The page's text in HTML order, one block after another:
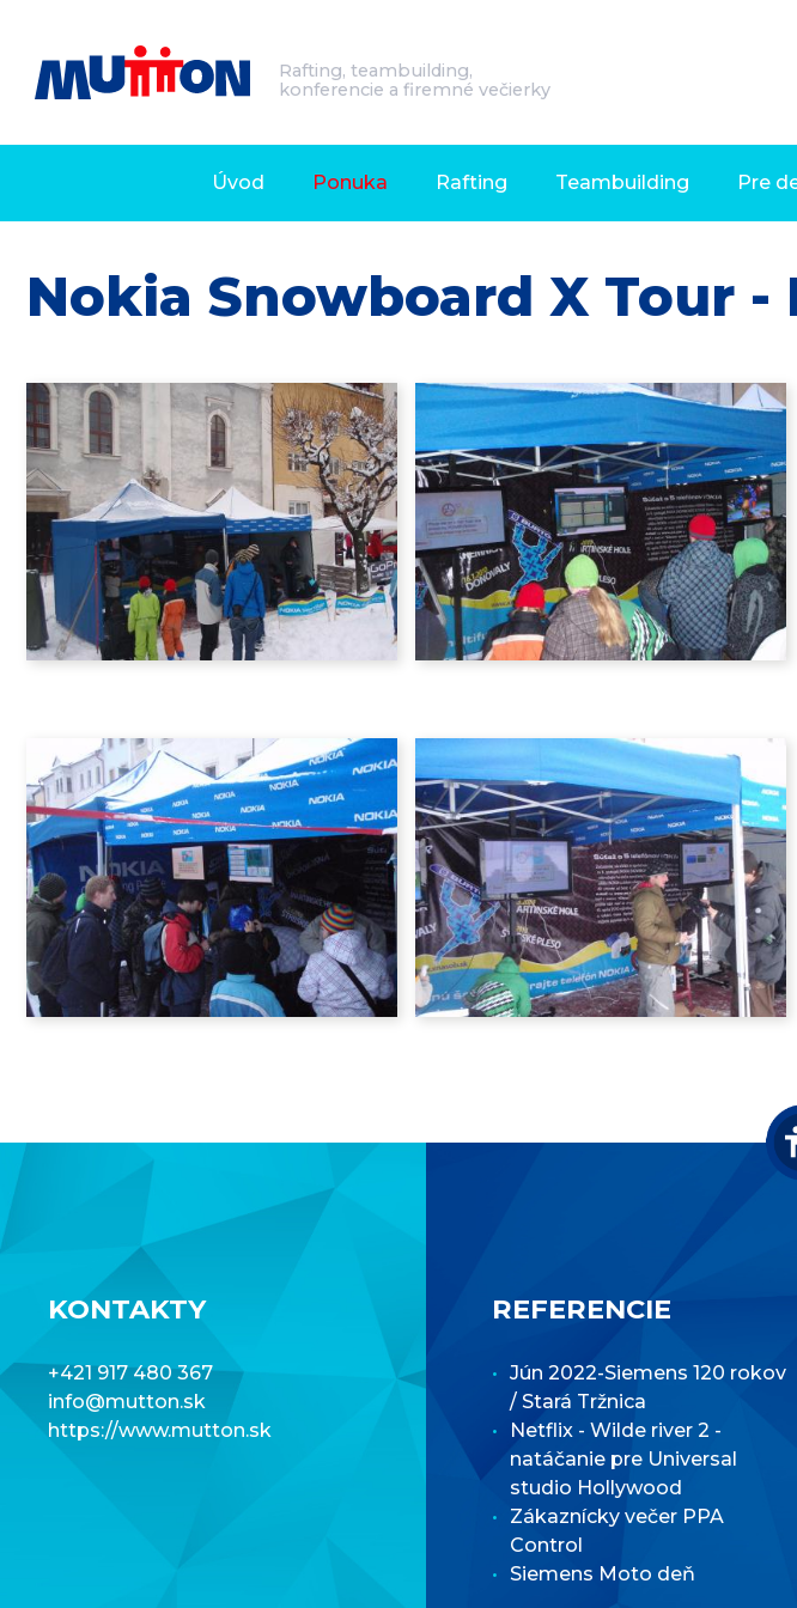
Rafting, teambuilding,
konferencie a firemné večierky
Úvod Ponuka Rafting Teambuilding Pre
Nokia Snowboard X Tour -
KONTAKTY
+421 917 480 367
info@mutton.sk
https://www.mutton.sk
REFERENCIE
Jún 2022-Siemens 120 rokov
/ Stará Tržnica
Netflix - Wilde river 2 -
natáčanie pre Universal
studio Hollywood
Zákaznícky večer PPA
Control
Siemens Moto deň